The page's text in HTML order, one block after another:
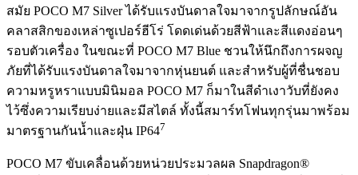
สมัย POCO M7 Silver ได้รับแรงบันดาลใจมาจากรูปลักษณ์อัน
คลาสสิกของเหล่าซูเปอร์ฮีโร่ โดดเด่นด้วยสีฟ้าและสีแดงอ่อนๆ
รอบตัวเครื่อง ในขณะที่ POCO M7 Blue ชวนให้นึกถึงการผจญ
ภัยที่ได้รับแรงบันดาลใจมาจากหุ่นยนต์ และสำหรับผู้ที่ชื่นชอบ
ความหรูหราแบบมินิมอล POCO M7 ก็มาในสีดำเงาวับที่ยังคง
ไว้ซึ่งความเรียบง่ายและมีสไตล์ ทั้งนี้สมาร์ทโฟนทุกรุ่นมาพร้อม
มาตรฐานกันน้ำและฝุ่น IP647
POCO M7 ขับเคลื่อนด้วยหน่วยประมวลผล Snapdragon®️